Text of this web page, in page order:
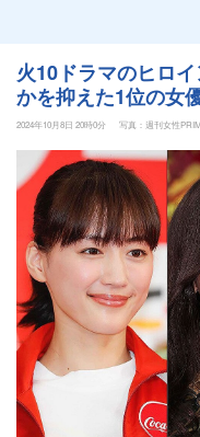
火10ドラマのヒロ
かを抑えた1位の女
2024年10月8日 20時0分
写真：週刊女性